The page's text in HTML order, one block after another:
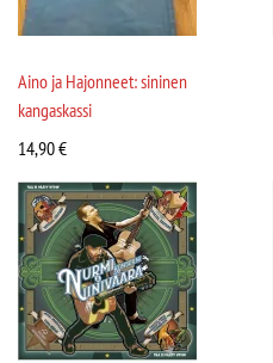
Aino ja Hajonneet: sininen
kangaskassi
14,90€